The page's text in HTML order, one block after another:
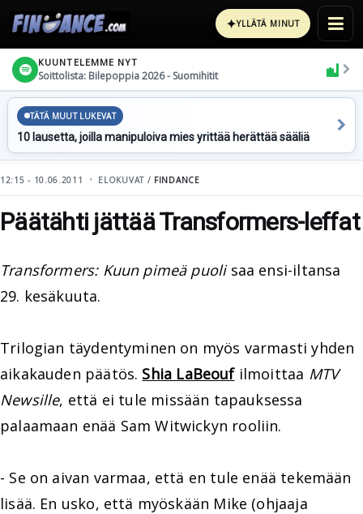
✦YLLÄTÄ MINUT
KUUNTELEMME NYT
Soittolista: Bilepoppia 2026 - Suomihitit
TÄTÄ MUUT LUKEVAT
10 lausetta, joilla manipuloiva mies yrittää herättää sääliä
12:15 - 10.06.2011 ELOKUVAT / FINDANCE
Päätähti jättää Transformers-leffat
Transformers: Kuun pimeä puolisaa ensi-iltansa
29. kesäkuuta.
Trilogian täydentyminen on myös varmasti yhden
aikakauden päätös. Shia LaBeoufilmoittaa MTV
Newsille, että ei tule missään tapauksessa
palaamaan enää Sam Witwickyn rooliin.
- Se on aivan varmaa, että en tule enää tekemään
lisää. En usko, että myöskään Mike (ohjaaja